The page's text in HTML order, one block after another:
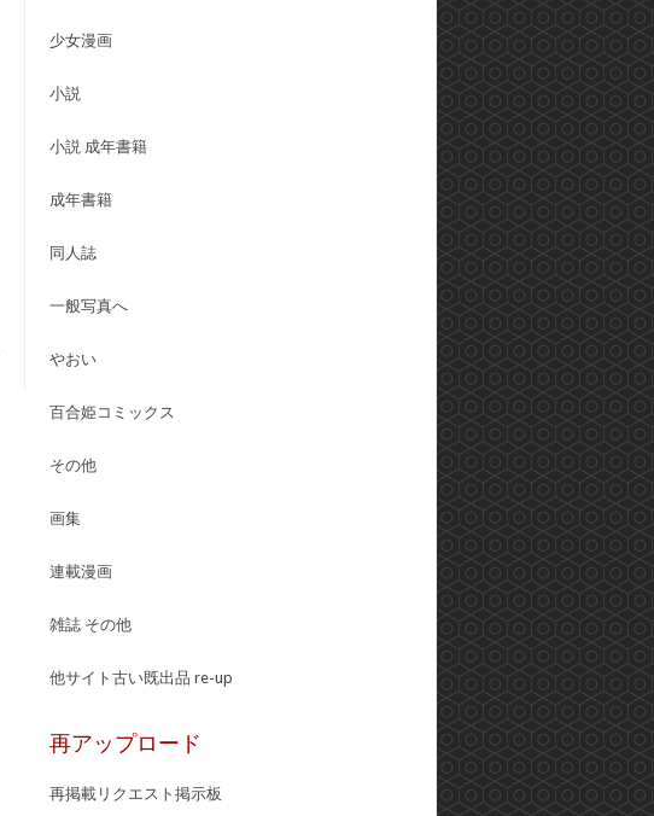
少女漫画
小説
小説 成年書籍
成年書籍
同人誌
一般写真へ
やおい
百合姫コミックス
その他
画集
連載漫画
雑誌 その他
他サイト古い既出品 re-up
再アップロード
再掲載リクエスト掲示板